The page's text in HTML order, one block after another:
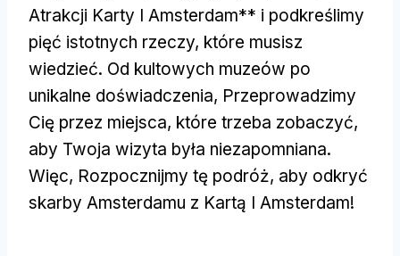
Atrakcji Karty I Amsterdam** i podkreślimy
pięć istotnych rzeczy, które musisz
wiedzieć. Od kultowych muzeów po
unikalne doświadczenia, Przeprowadzimy
Cię przez miejsca, które trzeba zobaczyć,
aby Twoja wizyta była niezapomniana.
Więc, Rozpocznijmy tę podróż, aby odkryć
skarby Amsterdamu z Kartą I Amsterdam!